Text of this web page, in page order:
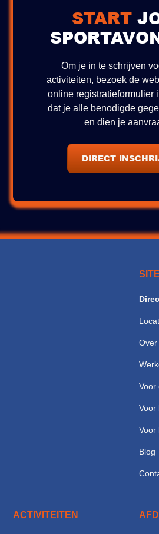
START
Om je in te schrijven
activiteiten, bezoek de
online registratieformulier
dat je alle benodigde
en dien je
DIRECT
Over
Voor
Voor
Voor
Blog
ACTIVITEITEN